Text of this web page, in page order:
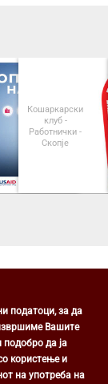
Кошаркарски
клуб -
Работнички -
Скопје
податоци, за да
Вашите
подобро да ја
користење и
на употреба на